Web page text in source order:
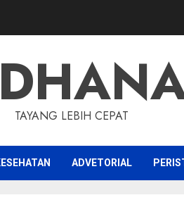
TAYANG LEBIH CEPAT
ADVETORIAL